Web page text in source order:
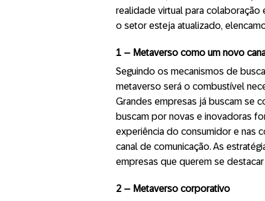
realidade virtual para colaboração
o setor esteja atualizado,
1 – Metaverso como um novo
Seguindo os mecanismos de
metaverso será o combustível
Grandes empresas já buscam se
buscam por novas e inovadoras
experiência do consumidor e nas
canal de comunicação. As
empresas que querem se
2 – Metaverso corporativo